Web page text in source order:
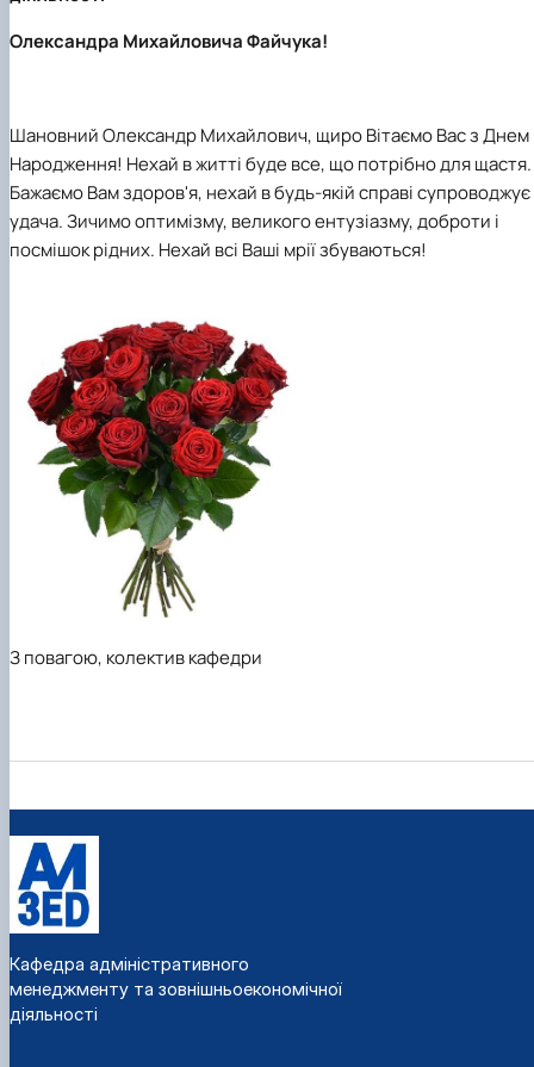
Олександра Михайловича Файчука!
ШановнийОлександр Михайлович, щиро ВітаємоВасз Днем
Народження! Нехай в житті буде все, що потрібно для щастя.
БажаємоВамздоров'я, нехай в будь-якій справі супроводжує
удача. Зичимо оптимізму, великого ентузіазму, доброти і
посмішок рідних. Нехай всі Ваші мрії збуваються!
З повагою, колектив кафедри
Кафедра адміністративного
менеджменту та зовнішньоекономічної
діяльності